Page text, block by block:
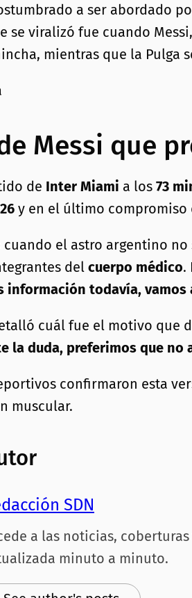
a ser abordado
se viralizó fue cuando
mientras que la Pulga
Messi que
de Inter Miami a los 73
y en el último compromiso
el astro argentino
del cuerpo médico.
información todavía,
cuál fue el motivo que
la duda, preferimos que no
confirmaron esta
muscular.
SDN
a las noticias,
minuto a minuto.